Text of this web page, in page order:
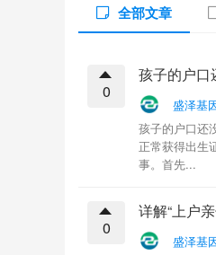
全部文章
0
孩子的户口
盛泽基
孩子的户口还
正常获得出生
事。首先...
0
详解“上户
盛泽基